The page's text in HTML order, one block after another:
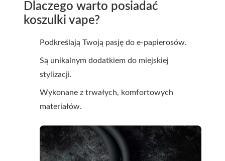
Dlaczego warto posiadać
koszulki vape?
Podkreślają Twoją pasję do e-papierosów.
Są unikalnym dodatkiem do miejskiej
stylizacji.
Wykonane z trwałych, komfortowych
materiałów.